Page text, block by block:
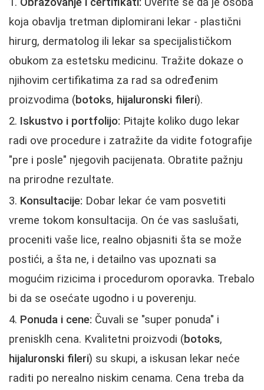
koja obavlja tretman diplomirani lekar - plastični
hirurg, dermatolog ili lekar sa specijalističkom
obukom za estetsku medicinu. Tražite dokaze o
njihovim certifikatima za rad sa određenim
proizvodima (botoks, hijaluronski fileri).
Iskustvo i portfolijo: Pitajte koliko dugo lekar
radi ove procedure i zatražite da vidite fotografije
"pre i posle" njegovih pacijenata. Obratite pažnju
na prirodne rezultate.
Konsultacije: Dobar lekar će vam posvetiti
vreme tokom konsultacija. On će vas saslušati,
proceniti vaše lice, realno objasniti šta se može
postići, a šta ne, i detailno vas upoznati sa
mogućim rizicima i procedurom oporavka. Trebalo
bi da se osećate ugodno i u poverenju.
Ponuda i cene: Čuvali se "super ponuda" i
prenisklh cena. Kvalitetni proizvodi (botoks,
hijaluronski fileri) su skupi, a iskusan lekar neće
raditi po nerealno niskim cenama. Cena treba da